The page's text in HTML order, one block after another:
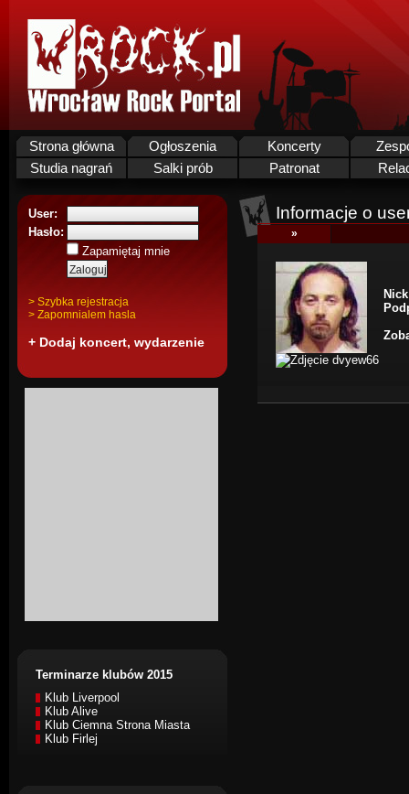
Strona główna Ogłoszenia Koncerty
Studia nagrań
Salki prób Patronat
User:
Hasło:
Zapamiętaj mnie
> Szybka rejestracja
> Zapomnialem hasla
+ Dodaj koncert, wydarzenie
Terminarze klubów 2015
Klub Liverpool
Klub Alive
Klub Ciemna Strona Miasta
Klub Firlej
Informacje o
»